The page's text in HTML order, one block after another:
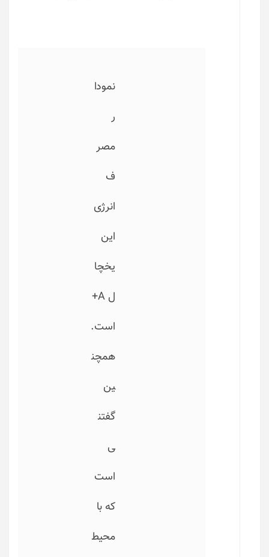
نمودا
ر
مصر
ف
انرژی
این
یخچا
ل A+
است.
همچن
ین
گفتن
ی
است
که با
محیط